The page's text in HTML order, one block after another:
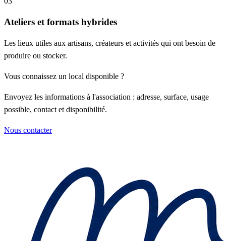
Ateliers et formats hybrides
Les lieux utiles aux artisans, créateurs et activités qui ont besoin de
produire ou stocker.
Vous connaissez un local disponible ?
Envoyez les informations à l'association : adresse, surface, usage
possible, contact et disponibilité.
Nous contacter